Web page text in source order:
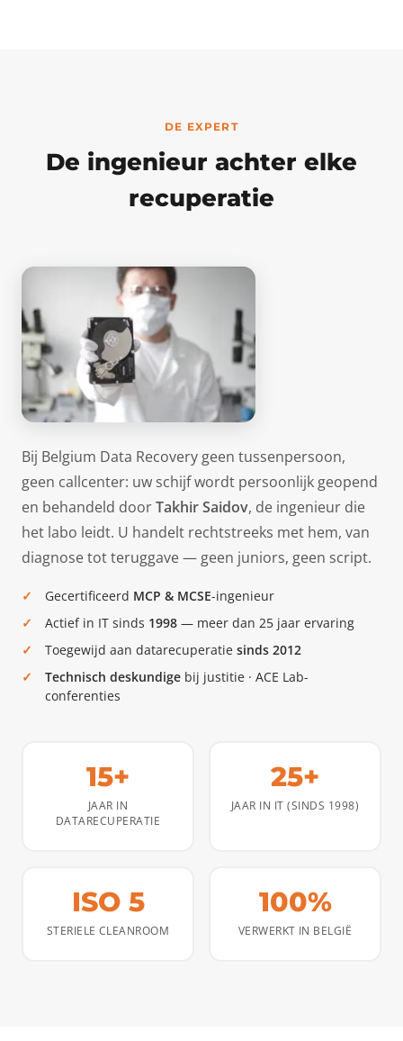
DE EXPERT
De ingenieur achter elke
recuperatie
Bij Belgium Data Recovery geen tussenpersoon,
geen callcenter: uw schijf wordt persoonlijk geopend
en behandeld doorTakhir Saidov, de ingenieur die
het labo leidt. U handelt rechtstreeks met hem, van
diagnose tot teruggave — geen juniors, geen script.
Gecertificeerd MCP & MCSE-ingenieur
Actief in IT sinds 1998 — meer dan 25 jaar ervaring
Toegewijd aan datarecuperatie sinds 2012
Technisch deskundige bij justitie · ACE Lab-
conferenties
15+
JAAR IN
DATARECUPERATIE
25+
JAAR IN IT (SINDS 1998)
ISO 5
STERIELE CLEANROOM
100%
VERWERKT IN BELGIË